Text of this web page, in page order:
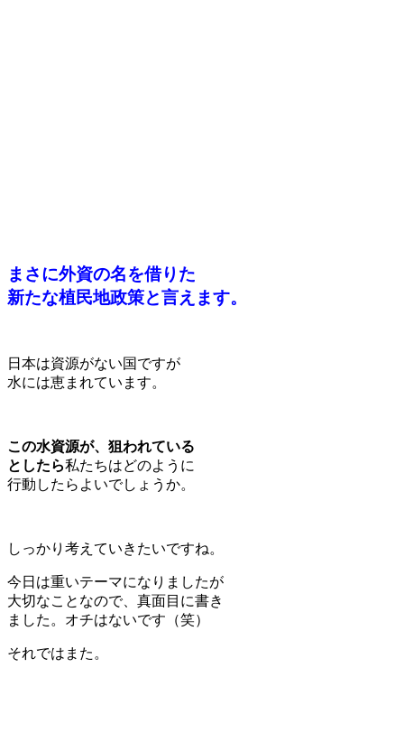
まさに外資の名を借りた
新たな植民地政策と言えます。
日本は資源がない国ですが
水には恵まれています。
この水資源が、狙われている
としたら私たちはどのように
行動したらよいでしょうか。
しっかり考えていきたいですね。
今日は重いテーマになりましたが
大切なことなので、真面目に書き
ました。オチはないです（笑）
それではまた。